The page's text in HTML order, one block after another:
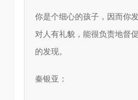
你是个细心的孩子，因而你
对人有礼貌，能很负责地督
的发现。
秦银亚：